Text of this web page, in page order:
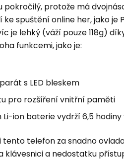
pokročilý, protože má
ke spuštění online her, jako
je lehký (váží pouze 118g)
funkcemi, jako je:
s LED bleskem
pro rozšíření vnitřní paměti
Li-ion baterie vydrží 6,5
tento telefon za snadno
klávesnici a nedostatku